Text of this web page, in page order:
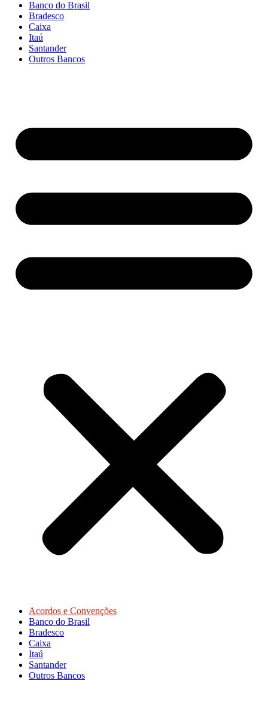
Banco do Brasil
Bradesco
Caixa
Itaú
Santander
Outros Bancos
Acordos e Convenções
Banco do Brasil
Bradesco
Caixa
Itaú
Santander
Outros Bancos